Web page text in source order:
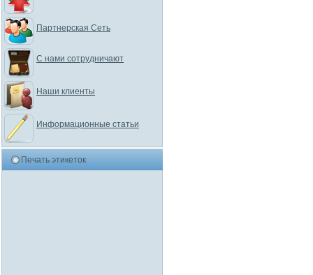
Партнерская Сеть
С нами сотрудничают
Наши клиенты
Информационные статьи
Печать этикеток